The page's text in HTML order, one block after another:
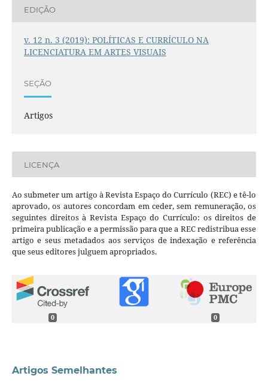
EDIÇÃO
v. 12 n. 3 (2019): POLÍTICAS E CURRÍCULO NA
LICENCIATURA EM ARTES VISUAIS
SEÇÃO
Artigos
LICENÇA
Ao submeter um artigo à Revista Espaço do Currículo (REC) e tê-lo
aprovado, os autores concordam em ceder, sem remuneração, os
seguintes direitos à Revista Espaço do Currículo: os direitos de
primeira publicação e a permissão para que a REC redistribua esse
artigo e seus metadados aos serviços de indexação e referência
que seus editores julguem apropriados.
0 0
Artigos Semelhantes